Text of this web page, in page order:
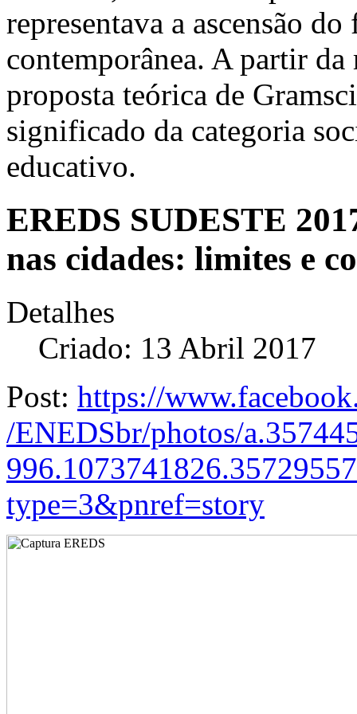
representava a ascensão
contemporânea. A partir
proposta teórica de
significado da categoria
educativo.
EREDS SUDESTE
nas cidades: limites e
Detalhes
Criado: 13 Abril 2017
Post: https://
/ENEDSbr/photos/
type=3&pnref=story